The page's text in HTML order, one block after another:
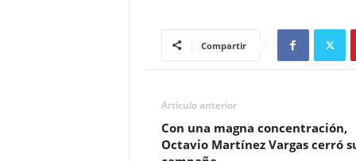
Compartir
Artículo anterior
Con una magna concentración,
Octavio Martínez Vargas cerró